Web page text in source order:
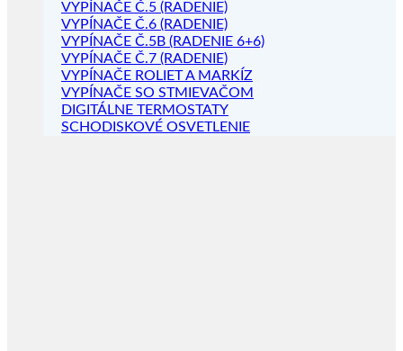
VYPÍNAČE Č.5 (RADENIE)
VYPÍNAČE Č.6 (RADENIE)
VYPÍNAČE Č.5B (RADENIE 6+6)
VYPÍNAČE Č.7 (RADENIE)
VYPÍNAČE ROLIET A MARKÍZ
VYPÍNAČE SO STMIEVAČOM
DIGITÁLNE TERMOSTATY
SCHODISKOVÉ OSVETLENIE